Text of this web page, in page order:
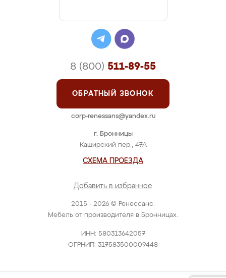
2015 - 2026 © Ренессанс.
Мебель от производителя в Бронницах.
ИНН: 580313642057
ОГРНИП: 317583500009448
г. Бронницы
Каширский пер., 47А
СХЕМА ПРОЕЗДА
Добавить в избранное
8 (800) 511-89-55
ОБРАТНЫЙ ЗВОНОК
corp-renessans@yandex.ru